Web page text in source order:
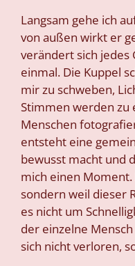
Langsam gehe ich
von außen wirkt er
verändert sich jedes
einmal. Die Kuppel
mir zu schweben,
Stimmen werden
Menschen
entsteht eine
bewusst macht und
mich einen
sondern weil dieser
es nicht um
der einzelne
sich nicht verloren,